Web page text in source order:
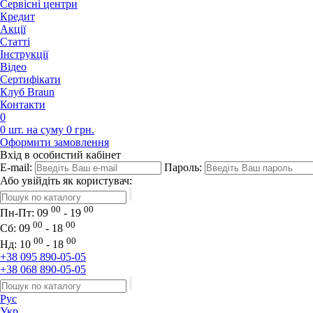
Сервісні центри
Кредит
Акції
Статті
Iнструкції
Відео
Сертифікати
Клуб Braun
Контакти
0
0 шт. на суму 0 грн.
Оформити замовлення
Вхід в особистий кабінет
E-mail:
Пароль:
Або увійдіть як користувач:
Пн-Пт: 09 00 - 19 00
Сб: 09 00 - 18 00
Нд: 10 00 - 18 00
+38 095 890-05-05
+38 068 890-05-05
Рус